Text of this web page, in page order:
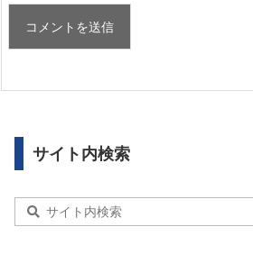
サイト内検索